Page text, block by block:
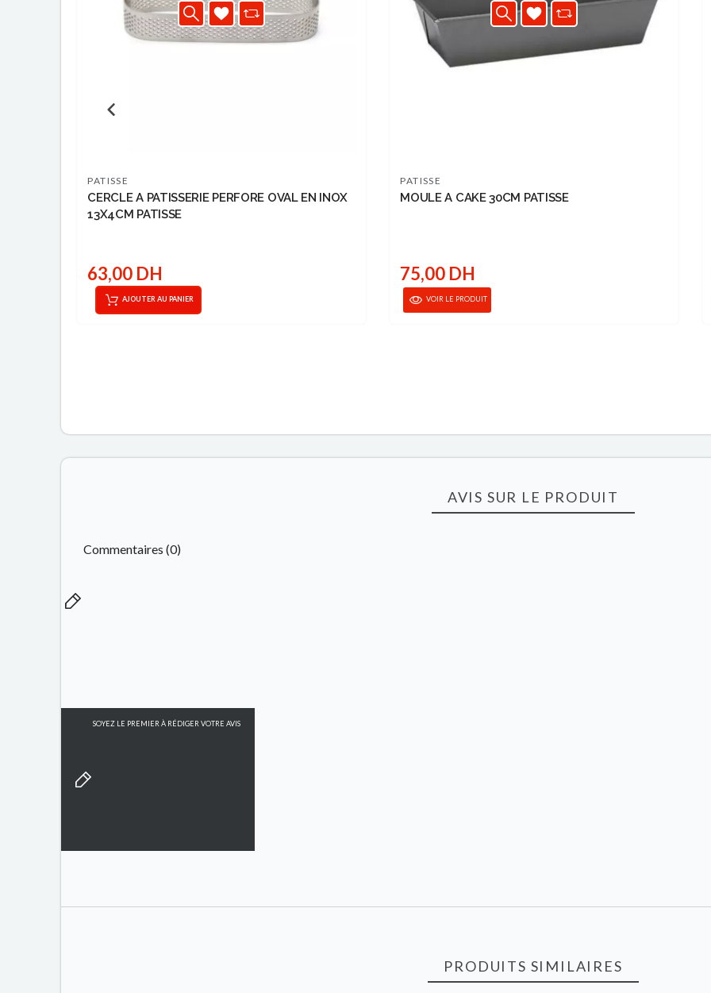
PATISSE
CERCLE A PATISSERIE PERFORE OVAL EN INOX
13X4CM PATISSE
63,00 DH
AJOUTER AU PANIER
PATISSE
MOULE A CAKE 30CM PATISSE
75,00 DH
VOIR LE PRODUIT
AVIS SUR LE PRODUIT
Commentaires (0)
SOYEZ LE PREMIER À RÉDIGER VOTRE AVIS
PRODUITS SIMILAIRES